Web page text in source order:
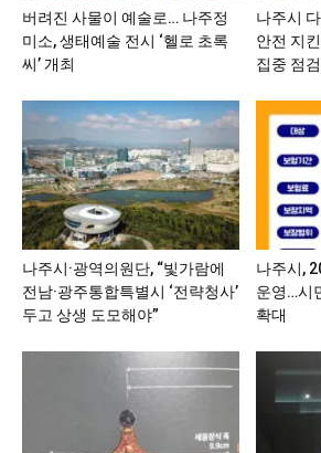
버려진 사물이 예술로… 나주정
미소, 생태예술 전시 ‘헬로 초록
씨’ 개최
나주시
안전 지
집중 점검
나주시·광역의원단, “빛가람에
전남·광주통합특별시 ‘전략청사’
두고 상생 도모해야”
나주시,
운영…시
확대